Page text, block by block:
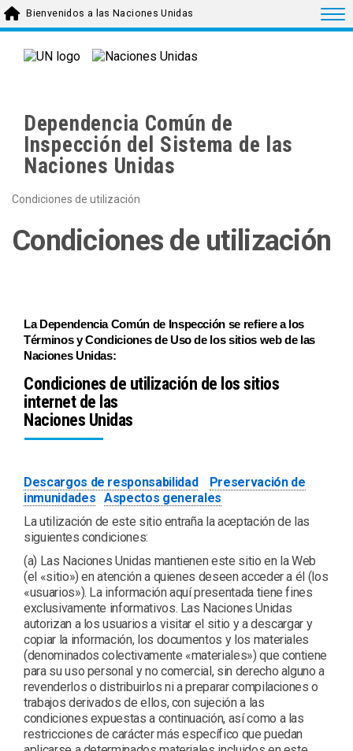
Skip to main content
Bienvenidos a las Naciones Unidas
Dependencia Común de
Inspección del Sistema de las
Naciones Unidas
Condiciones de utilización
Condiciones de utilización
La Dependencia Común de Inspección se refiere a los
Términos y Condiciones de Uso de los sitios web de las
Naciones Unidas:
Condiciones de utilización de los sitios
internet de las
Naciones Unidas
Descargos de responsabilidad
Preservación de
inmunidades Aspectos generales
La utilización de este sitio entraña la aceptación de las
siguientes condiciones:
(a) Las Naciones Unidas mantienen este sitio en la Web
(el «sitio») en atención a quienes deseen acceder a él (los
«usuarios»). La información aquí presentada tiene fines
exclusivamente informativos. Las Naciones Unidas
autorizan a los usuarios a visitar el sitio y a descargar y
copiar la información, los documentos y los materiales
(denominados colectivamente «materiales») que contiene
para su uso personal y no comercial, sin derecho alguno a
revenderlos o distribuirlos ni a preparar compilaciones o
trabajos derivados de ellos, con sujeción a las
condiciones expuestas a continuación, así como a las
restricciones de carácter más específico que puedan